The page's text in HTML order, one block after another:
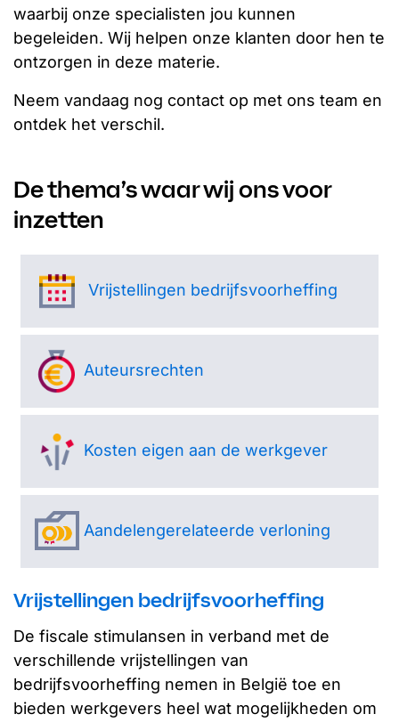
waarbij onze specialisten jou kunnen
begeleiden. Wij helpen onze klanten door hen te
ontzorgen in deze materie.
Neem vandaag nog contact op met ons team en
ontdek het verschil.
De thema’s waar wij ons voor
inzetten
Vrijstellingen bedrijfsvoorheffing
Auteursrechten
Kosten eigen aan de werkgever
Aandelengerelateerde verloning
Vrijstellingen bedrijfsvoorheffing
De fiscale stimulansen in verband met de
verschillende vrijstellingen van
bedrijfsvoorheffing nemen in België toe en
bieden werkgevers heel wat mogelijkheden om